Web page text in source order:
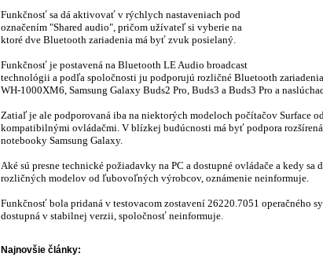
Funkčnosť sa dá aktivovať v rýchlych nastaveniach pod
označením "Shared audio", pričom užívateľ si vyberie na
ktoré dve Bluetooth zariadenia má byť zvuk posielaný.
Funkčnosť je postavená na Bluetooth LE Audio broadcast
technológii a podľa spoločnosti ju podporujú rozličné Bluetooth
WH-1000XM6, Samsung Galaxy Buds2 Pro, Buds3 a Buds3 Pro a
Zatiaľ je ale podporovaná iba na niektorých modeloch počítačov Surface
kompatibilnými ovládačmi. V blízkej budúcnosti má byť podpora
notebooky Samsung Galaxy.
Aké sú presne technické požiadavky na PC a dostupné ovládače a kedy sa
rozličných modelov od ľubovoľných výrobcov, oznámenie neinformuje.
Funkčnosť bola pridaná v testovacom zostavení 26220.7051 operačného
dostupná v stabilnej verzii, spoločnosť neinformuje.
Najnovšie články: